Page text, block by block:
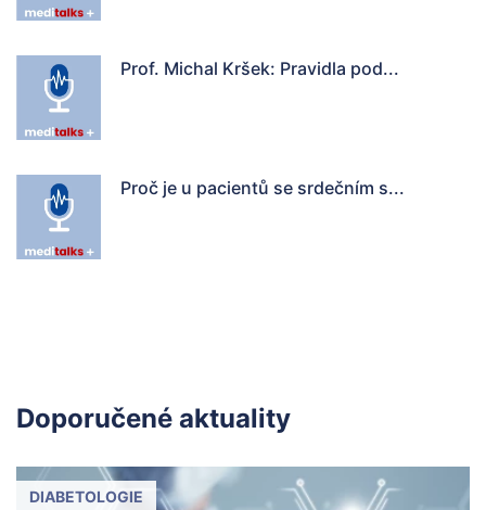
Prof. Michal Kršek: Pravidla pod...
Proč je u pacientů se srdečním s...
Doporučené aktuality
DIABETOLOGIE